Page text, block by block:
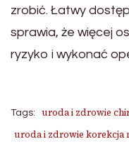
zrobić. Łatwy
sprawia, że więcej
ryzyko i wykonać
Tags:
uroda i zdrowie
uroda i zdrowie korekcja